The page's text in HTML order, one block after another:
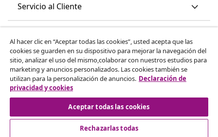
Servicio al Cliente
vidaXL
Descubre mas
Al hacer clic en “Aceptar todas las cookies”, usted acepta que las
cookies se guarden en su dispositivo para mejorar la navegación del
sitio, analizar el uso del mismo,colaborar con nuestros estudios para
marketing y anuncios personalizados. Las cookies también se
utilizan para la personalización de anuncios. Declaración de
privacidad y cookies
Aceptar todas las cookies
Rechazarlas todas